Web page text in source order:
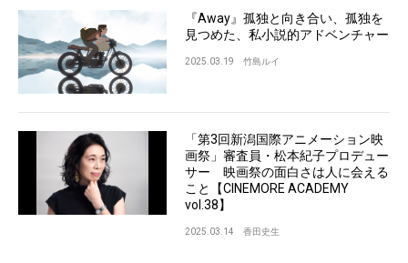
『Away』孤独と向き合い、孤独を
見つめた、私小説的アドベンチャー
2025.03.19 竹島ルイ
「第3回新潟国際アニメーション映
画祭」審査員・松本紀子プロデュー
サー 映画祭の面白さは人に会える
こと【CINEMORE ACADEMY
vol.38】
2025.03.14 香田史生